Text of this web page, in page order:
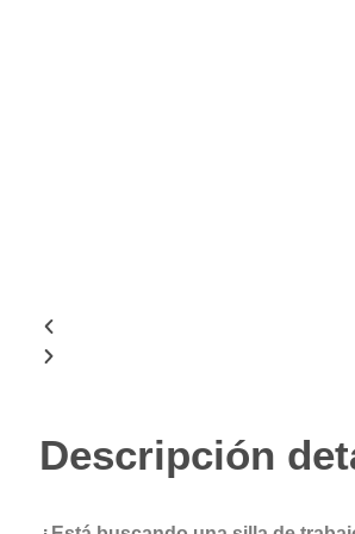
Descripción